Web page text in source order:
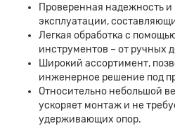
Проверенная надежность
эксплуатации,
Легкая обработка с
инструментов – от ручных
Широкий ассортимент,
инженерное решение под
Относительно небольшой
ускоряет монтаж и не
удерживающих опор.